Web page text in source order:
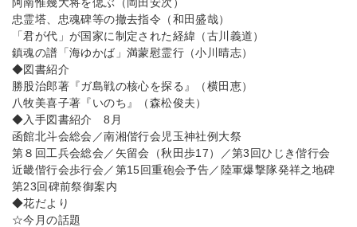
忠霊塔、忠魂碑等の撤去指令（和田盛哉）
「君が代」が国家に制定された経緯（古川義道）
鎮魂の譜「海ゆかば」満蒙慰霊行（小川晴志）
◆図書紹介
勝股治郎著『ガ島戦の核心を探る』（横田恵）
八牧美喜子著『いのち』（森松俊夫）
◆入手図書紹介 8月
函館北斗会総会／南湘偕行会児玉神社例大祭
第８回工兵会総会／矢留会（秋田歩17）／第3回ひじき偕行会
近畿偕行会歩行会／第15回重砲会予告／陸軍爆撃隊発祥之地碑
第23回碑前祭御案内
◆花だより
☆今月の話題